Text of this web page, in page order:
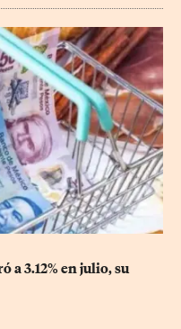
a 3.12% en julio, su